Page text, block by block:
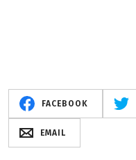
FACEBOOK
EMAIL